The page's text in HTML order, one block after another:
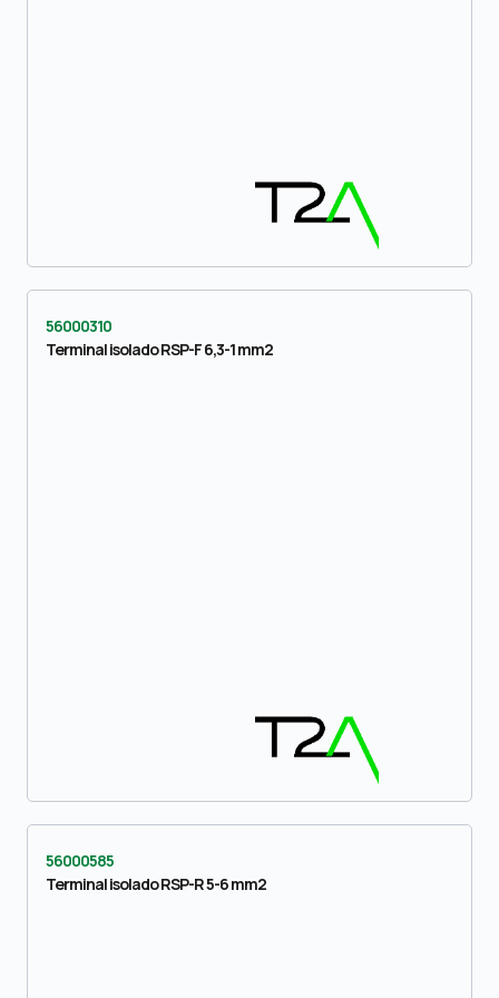
56000310
Terminal isolado RSP-F 6,3-1 mm2
56000585
Terminal isolado RSP-R 5-6 mm2